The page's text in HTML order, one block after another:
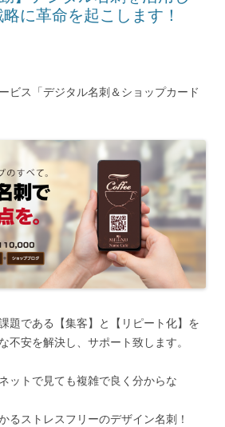
に革命を起こします！
ビス「デジタル名刺＆ショップカード
題である【集客】と【リピート化】を
不安を解決し、サポート致します。
ットで見ても複雑で良く分からな
るストレスフリーのデザイン名刺！